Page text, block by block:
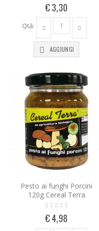
€ 3,30
Qtà:
AGGIUNGI
Pesto ai funghi Porcini
120g Cereal Terra
€ 4,98